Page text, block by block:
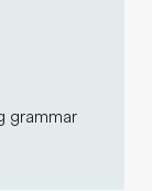
grammar